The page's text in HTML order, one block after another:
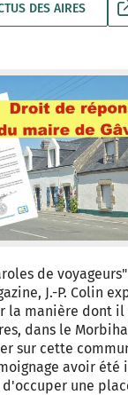
DES AIRES
de
J.-P. Colin
la manière dont
dans le
sur cette
avoir
une